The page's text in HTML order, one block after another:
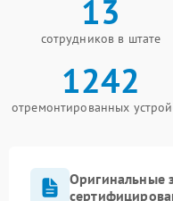
13
сотрудников в штате
1242
отремонтированных
Оригинальные